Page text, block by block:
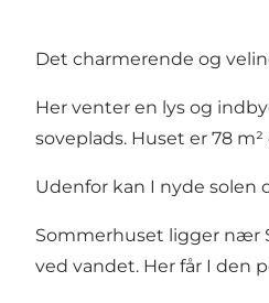
Det charmerende og
Her venter en lys og
soveplads. Huset er 78
Udenfor kan I nyde solen
Sommerhuset ligger nær
ved vandet. Her får I den